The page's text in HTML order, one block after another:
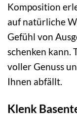
Komposition
auf natürliche
Gefühl von
schenken kann.
voller Genuss
Ihnen abfällt.
Klenk